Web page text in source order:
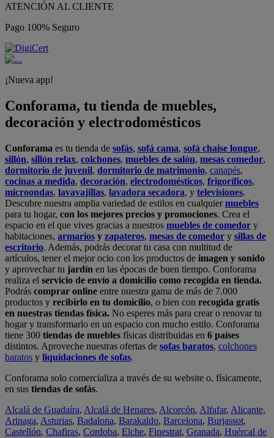
ATENCIÓN AL CLIENTE
Pago 100% Seguro
¡Nueva app!
Conforama, tu tienda de muebles,
decoración y electrodomésticos
Conforama es tu tienda de sofás, sofá cama, sofá chaise longue,
sillón, sillón relax, colchones, muebles de salón, mesas comedor,
dormitorio de juvenil, dormitorio de matrimonio, canapés,
cocinas a medida, decoración, electrodomésticos, frigoríficos,
microondas, lavavajillas, lavadora secadora, y televisiones.
Descubre nuestra amplia variedad de estilos en cualquiermuebles
para tu hogar, con los mejores precios y promociones. Crea el
espacio en el que vives gracias a nuestros muebles de comedor y
habitaciones, armarios y zapateros, mesas de comedor y sillas de
escritorio. Además, podrás decorar tu casa con multitud de
artículos, tener el mejor ocio con los productos de imagen y sonido
y aprovechar tu jardín en las épocas de buen tiempo. Conforama
realiza el servicio de envío a domicilio como recogida en tienda.
Podrás comprar online entre nuestra gama de más de 7.000
productos y recibirlo en tu domicilio, o bien con recogida gratis
en nuestras tiendas física. No esperes más para crear o renovar tu
hogar y transformarlo en un espacio con mucho estilo. Conforama
tiene 300 tiendas de muebles físicas distribuidas en 6 países
distintos. Aproveche nuestras ofertas de sofas baratos, colchones
baratos y liquidaciones de sofas.
Conforama solo comercializa a través de su website o, físicamente,
en sus tiendas de sofás.
Alcalá de Guadaíra, Alcalá de Henares, Alcorcón, Alfafar, Alicante,
Arinaga, Asturias, Badalona, Barakaldo, Barcelona, Burjassot,
Castellón, Chafiras, Cordoba, Elche, Finestrat, Granada, Huércal de